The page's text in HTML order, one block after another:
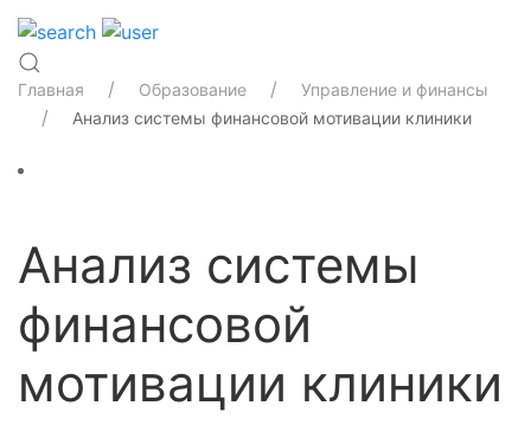
Главная Образование
Управление и финансы
Анализ системы финансовой мотивации клиники
Анализ системы
финансовой
мотивации клиники